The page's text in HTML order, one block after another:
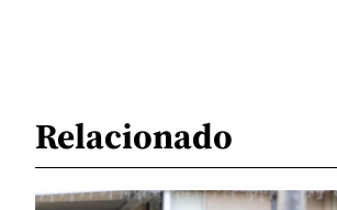
Relacionado